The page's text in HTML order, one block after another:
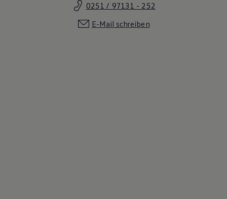
0251 / 97131 - 252
E-Mail schreiben